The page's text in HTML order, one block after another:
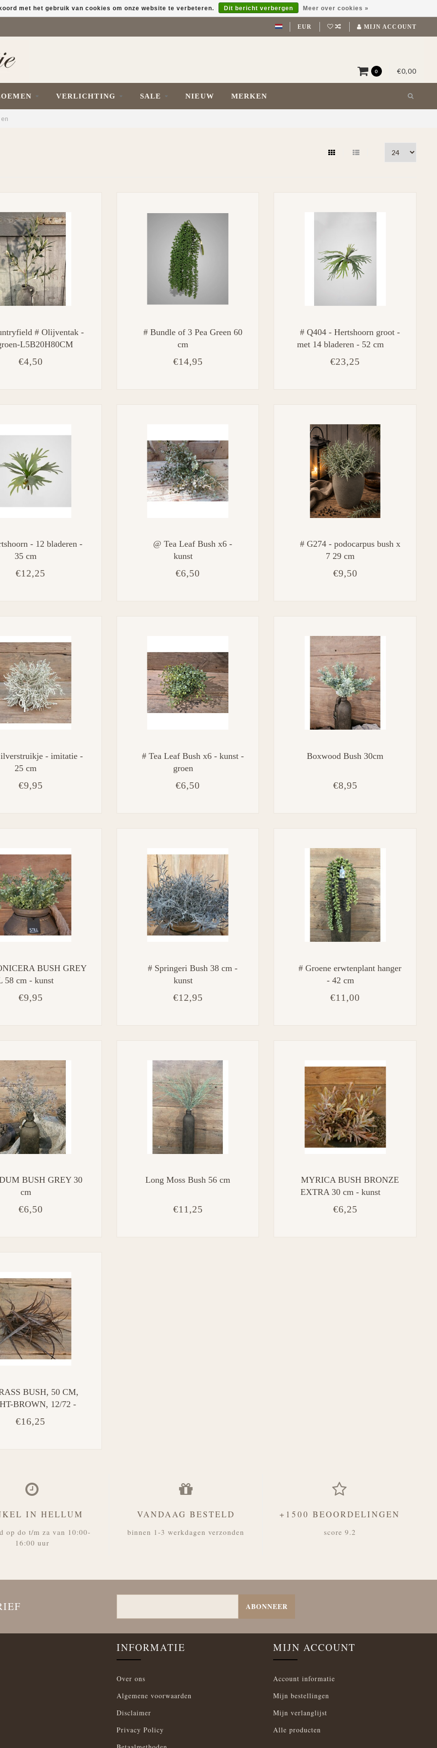
EUR MIJN ACCOUNT
0 €0,00
VERLICHTING SALE NIEUW MERKEN
# Olijventak -
L5B20H80CM
€4,50
# Bundle of 3 Pea Green 60
cm
€14,95
# Q404 - Hertshoorn groot -
met 14 bladeren - 52 cm
€23,25
- 12 bladeren -
35 cm
€12,25
@ Tea Leaf Bush x6 -
kunst
€6,50
# G274 - podocarpus bush x
7 29 cm
€9,50
- imitatie -
25 cm
€9,95
# Tea Leaf Bush x6 - kunst -
groen
€6,50
Boxwood Bush 30cm
€8,95
BUSH GREY
58 cm - kunst
€9,95
# Springeri Bush 38 cm -
kunst
€12,95
# Groene erwtenplant hanger
- 42 cm
€11,00
BUSH GREY 30
cm
€6,50
Long Moss Bush 56 cm
€11,25
MYRICA BUSH BRONZE
EXTRA 30 cm - kunst
€6,25
BUSH, 50 CM,
BROWN, 12/72 -
kunst
€16,25
met het gebruik van cookies om onze website te verbeteren. Dit bericht verbergen Meer over cookies »
IN HELLUM
op do t/m za van 10:00-
16:00 uur
VANDAAG BESTELD
binnen 1-3 werkdagen verzonden
+1500 BEOORDELINGEN
score 9.2
ABONNEER
INFORMATIE
Over ons
Algemene voorwaarden
Disclaimer
Privacy Policy
MIJN ACCOUNT
Account informatie
Mijn bestellingen
Mijn verlanglijst
Alle producten